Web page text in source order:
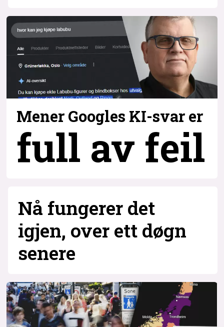
Mener Googles KI-svar er
full av feil
Nå fungerer det
igjen, over ett døgn
senere